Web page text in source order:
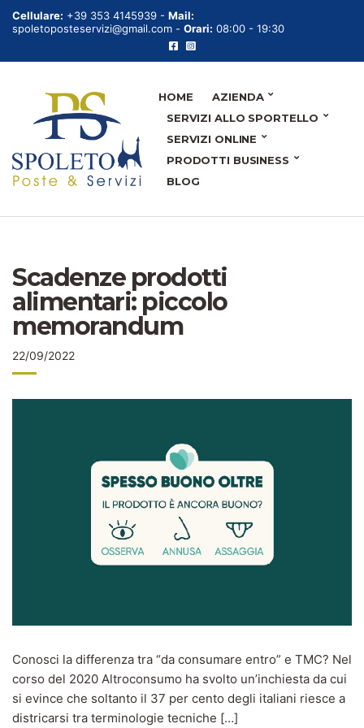
Cellulare: +39 353 4145939 - Mail:
spoletoposteservizi@gmail.com - Orari: 08:00 - 19:30
HOME
AZIENDA
SERVIZI ALLO SPORTELLO
SERVIZI ONLINE
PRODOTTI BUSINESS
BLOG
Scadenze prodotti
alimentari: piccolo
memorandum
22/09/2022
Conosci la differenza tra “da consumare entro” e TMC? Nel
corso del 2020 Altroconsumo ha svolto un’inchiesta da cui
si evince che soltanto il 37 per cento degli italiani riesce a
districarsi tra terminologie tecniche […]